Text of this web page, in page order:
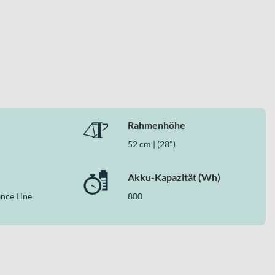
Ausstattung. Die ausgewählte Komponentenbasis – von
Rahmenhöhe
52 cm | (28")
Line
Akku-Kapazität (Wh)
800